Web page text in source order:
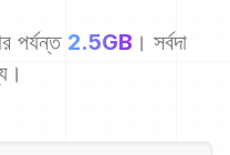
পর্যন্ত 2.5GB । সর্বদা